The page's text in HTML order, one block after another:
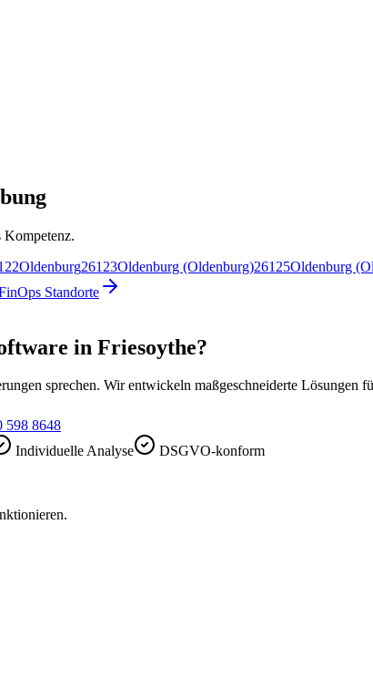
Oldenburg26123Oldenburg (Oldenburg)26125Oldenburg
Standorte
in Friesoythe?
sprechen. Wir entwickeln maßgeschneiderte Lösungen
598 8648
Individuelle Analyse DSGVO-konform